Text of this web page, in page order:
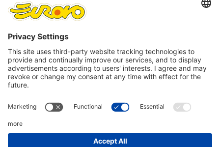
Whistleblowing
Follow us Linkedin